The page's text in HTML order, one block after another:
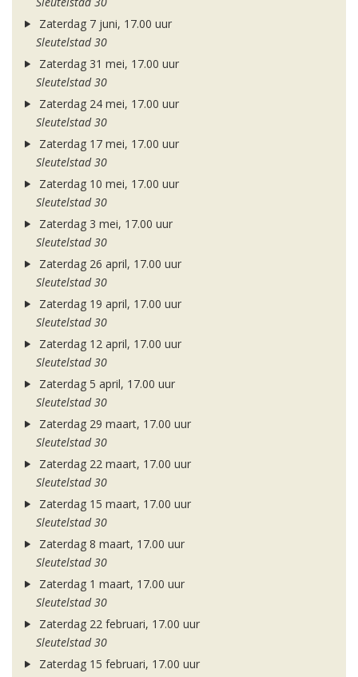
Zaterdag 7 juni, 17.00 uur
Sleutelstad 30
Zaterdag 31 mei, 17.00 uur
Sleutelstad 30
Zaterdag 24 mei, 17.00 uur
Sleutelstad 30
Zaterdag 17 mei, 17.00 uur
Sleutelstad 30
Zaterdag 10 mei, 17.00 uur
Sleutelstad 30
Zaterdag 3 mei, 17.00 uur
Sleutelstad 30
Zaterdag 26 april, 17.00 uur
Sleutelstad 30
Zaterdag 19 april, 17.00 uur
Sleutelstad 30
Zaterdag 12 april, 17.00 uur
Sleutelstad 30
Zaterdag 5 april, 17.00 uur
Sleutelstad 30
Zaterdag 29 maart, 17.00 uur
Sleutelstad 30
Zaterdag 22 maart, 17.00 uur
Sleutelstad 30
Zaterdag 15 maart, 17.00 uur
Sleutelstad 30
Zaterdag 8 maart, 17.00 uur
Sleutelstad 30
Zaterdag 1 maart, 17.00 uur
Sleutelstad 30
Zaterdag 22 februari, 17.00 uur
Sleutelstad 30
Zaterdag 15 februari, 17.00 uur